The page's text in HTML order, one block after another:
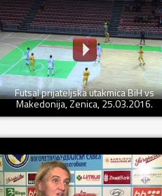
Futsal prijateljska utakmica BiH vs
Makedonija, Zenica, 25.03.2016.